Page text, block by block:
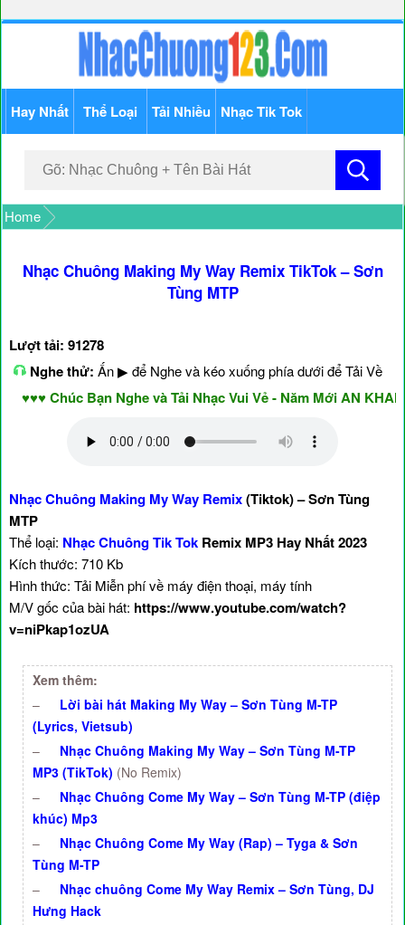
Hay Nhất Thể Loại Tải Nhiều Nhạc Tik Tok
Home
Nhạc Chuông Making My Way Remix TikTok – Sơn
Tùng MTP
Lượt tải: 91278
Nghe thử: Ấn ▶ để Nghe và kéo xuống phía dưới để Tải Về
Chúc Bạn Nghe và Tải Nhạc Vui Vẻ - Năm Mới AN KHANG &
Nhạc Chuông Making My Way Remix(Tiktok) – Sơn Tùng
MTP
Thể loại: Nhạc Chuông Tik Tok Remix MP3 Hay Nhất 2023
Kích thước: 710 Kb
Hình thức: Tải Miễn phí về máy điện thoại, máy tính
M/V gốc của bài hát: https://www.youtube.com/watch?
v=niPkap1ozUA
Xem thêm:
–
Lời bài hát Making My Way – Sơn Tùng M-TP
(Lyrics, Vietsub)
–
Nhạc Chuông Making My Way – Sơn Tùng M-TP
MP3 (TikTok) (No Remix)
–
Nhạc Chuông Come My Way – Sơn Tùng M-TP (điệp
khúc) Mp3
–
Nhạc Chuông Come My Way (Rap) – Tyga & Sơn
Tùng M-TP
–
Nhạc chuông Come My Way Remix – Sơn Tùng, DJ
Hưng Hack